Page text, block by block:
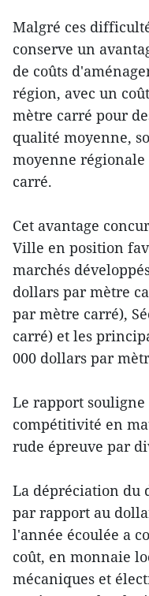
Malgré ces
conserve un
de coûts
région, avec un
mètre carré pour
qualité moyenne,
moyenne régionale
carré.
Cet avantage
Ville en position
marchés
dollars par mètre
par mètre carré),
carré) et les
000 dollars par
Le rapport
compétitivité en
rude épreuve par
La dépréciation du
par rapport au
l'année écoulée a
coût, en monnaie
mécaniques et